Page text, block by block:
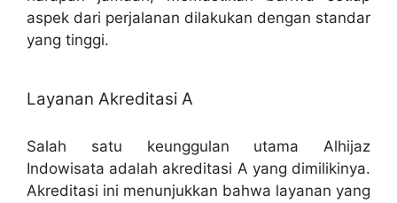
aspek dari perjalanan dilakukan dengan standar
yang tinggi.
Layanan Akreditasi A
Salah satu keunggulan utama Alhijaz
Indowisata adalah akreditasi A yang dimilikinya.
Akreditasi ini menunjukkan bahwa layanan yang